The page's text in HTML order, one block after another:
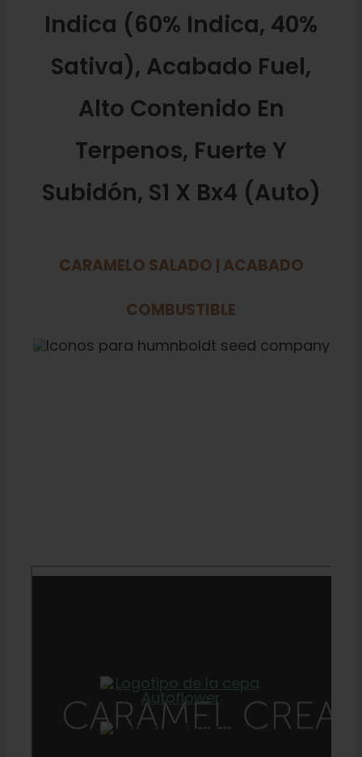
Indica (60% Indica, 40%
Sativa), Acabado Fuel,
Alto Contenido En
Terpenos, Fuerte Y
Subidón, S1 X Bx4 (auto)
CARAMELO SALADO | ACABADO
COMBUSTIBLE